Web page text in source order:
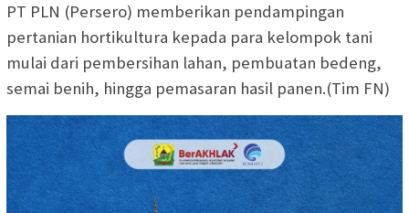
PT PLN (Persero) memberikan pendampingan
pertanian hortikultura kepada para kelompok tani
mulai dari pembersihan lahan, pembuatan bedeng,
semai benih, hingga pemasaran hasil panen.(Tim FN)